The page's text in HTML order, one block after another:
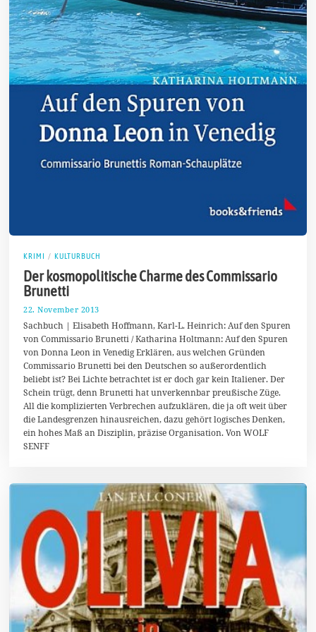
KRIMI / KULTURBUCH
Der kosmopolitische Charme des Commissario
Brunetti
22. November 2013
.
D
e
z
m
b
e
r
2
0
Sachbuch | Elisabeth Hoffmann, Karl-L. Heinrich: Auf den Spuren
von Commissario Brunetti / Katharina Holtmann: Auf den Spuren
von Donna Leon in Venedig Erklären, aus welchen Gründen
Commissario Brunetti bei den Deutschen so außerordentlich
beliebt ist? Bei Lichte betrachtet ist er doch gar kein Italiener. Der
Schein trügt, denn Brunetti hat unverkennbar preußische Züge.
All die komplizierten Verbrechen aufzuklären, die ja oft weit über
die Landesgrenzen hinausreichen, dazu gehört logisches Denken,
ein hohes Maß an Disziplin, präzise Organisation. Von WOLF
SENFF